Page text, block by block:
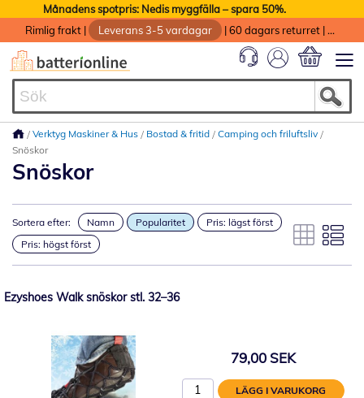
Månadens spotpris: Nedis myggfälla – spara 50%.
Rimlig frakt | Leverans 3-5 vardagar |60 dagars returret |
Verktyg Maskiner & Hus Bostad & fritid
Camping och friluftsliv
Snöskor
Snöskor
Sortera efter: Namn Popularitet
Pris: lägst först
Pris: högst först
Ezyshoes Walk snöskor stl. 32–36
79,00 SEK
LÄGG I VARUKORG